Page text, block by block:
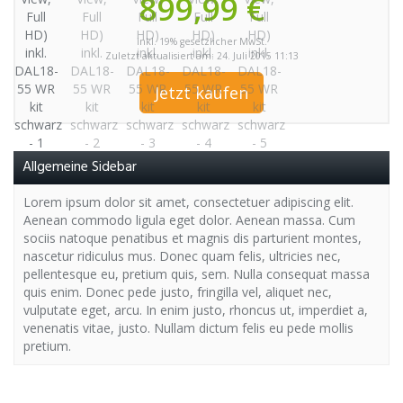
899,99 €
inkl. 19% gesetzlicher MwSt.
Zuletzt aktualisiert am: 24. Juli 2015 11:13
Jetzt kaufen
Allgemeine Sidebar
Lorem ipsum dolor sit amet, consectetuer adipiscing elit.
Aenean commodo ligula eget dolor. Aenean massa. Cum
sociis natoque penatibus et magnis dis parturient montes,
nascetur ridiculus mus. Donec quam felis, ultricies nec,
pellentesque eu, pretium quis, sem. Nulla consequat massa
quis enim. Donec pede justo, fringilla vel, aliquet nec,
vulputate eget, arcu. In enim justo, rhoncus ut, imperdiet a,
venenatis vitae, justo. Nullam dictum felis eu pede mollis
pretium.